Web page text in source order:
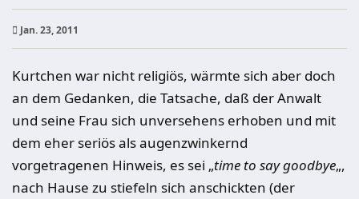
Jan. 23, 2011
Kurtchen war nicht religiös, wärmte sich aber doch
an dem Gedanken, die Tatsache, daß der Anwalt
und seine Frau sich unversehens erhoben und mit
dem eher seriös als augenzwinkernd
vorgetragenen Hinweis, es sei „time to say goodbye„,
nach Hause zu stiefeln sich anschickten (der